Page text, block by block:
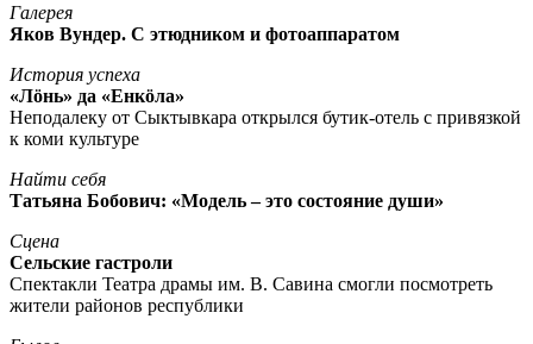
Галерея
Яков Вундер. С этюдником и фотоаппаратом
История успеха
«Лöнь» да «Енкöла»
Неподалеку от Сыктывкара открылся бутик-отель с привязкой
к коми культуре
Найти себя
Татьяна Бобович: «Модель – это состояние души»
Сцена
Сельские гастроли
Спектакли Театра драмы им. В. Савина смогли посмотреть
жители районов республики